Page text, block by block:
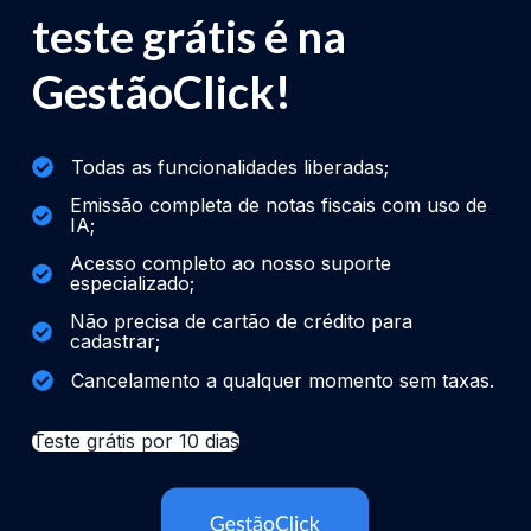
teste grátis é na
GestãoClick!
Todas as funcionalidades liberadas;
Emissão completa de notas fiscais com uso de
IA;
Acesso completo ao nosso suporte
especializado;
Não precisa de cartão de crédito para
cadastrar;
Cancelamento a qualquer momento sem taxas.
Teste grátis por 10 dias